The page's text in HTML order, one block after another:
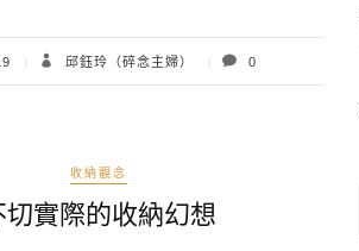
邱鈺玲（碎念主婦） 0
收納觀念
切實際的收納幻想